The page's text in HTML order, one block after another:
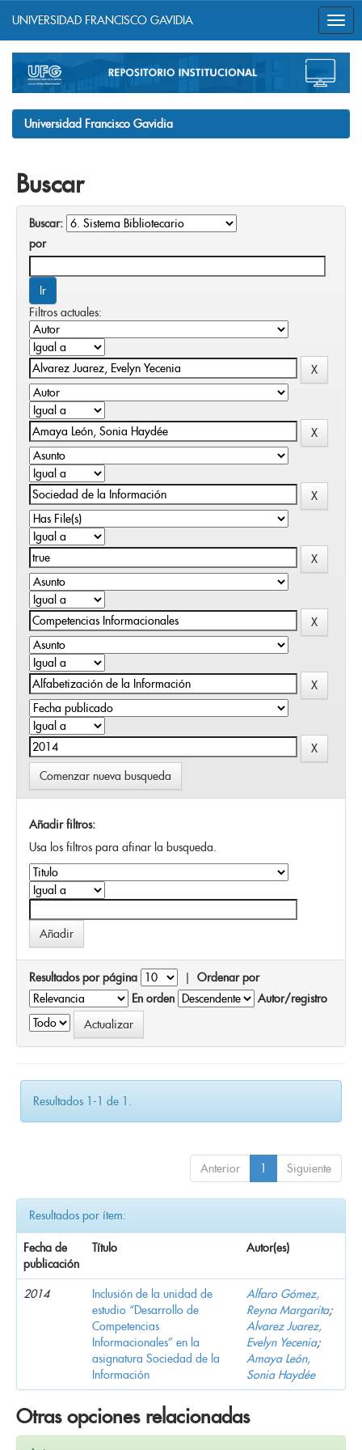
navigation
UNIVERSIDAD FRANCISCO GAVIDIA
Universidad Francisco Gavidia
Buscar
Buscar:
por
Filtros actuales:
Comenzar nueva busqueda
Añadir filtros:
Usa los filtros para afinar la busqueda.
Resultados por página | Ordenar por
En orden
Autor/registro
Resultados 1-1 de 1.
Anterior 1 Siguiente
Resultados por ítem:
Fecha de
publicación
Título Autor(es)
2014
Inclusión de la unidad de
estudio “Desarrollo de
Competencias
Informacionales” en la
asignatura Sociedad de la
Información
Alfaro Gómez,
Reyna Margarita;
Alvarez Juarez,
Evelyn Yecenia;
Amaya León,
Sonia Haydée
Otras opciones relacionadas